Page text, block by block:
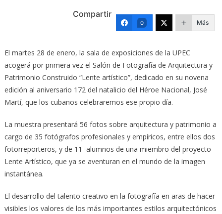
Compartir
0 Más
El martes 28 de enero, la sala de exposiciones de la UPEC
acogerá por primera vez el Salón de Fotografía de Arquitectura y
Patrimonio Construido “Lente artístico”, dedicado en su novena
edición al aniversario 172 del natalicio del Héroe Nacional, José
Martí, que los cubanos celebraremos ese propio día.
La muestra presentará 56 fotos sobre arquitectura y patrimonio a
cargo de 35 fotógrafos profesionales y empíricos, entre ellos dos
fotorreporteros, y de 11 alumnos de una miembro del proyecto
Lente Artístico, que ya se aventuran en el mundo de la imagen
instantánea.
El desarrollo del talento creativo en la fotografía en aras de hacer
visibles los valores de los más importantes estilos arquitectónicos